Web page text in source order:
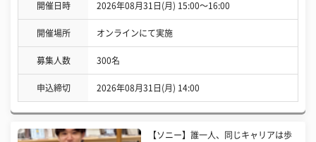
開催日時 2026年08月31日(月) 15:00〜16:00
開催場所 オンラインにて実施
募集人数 300名
申込締切 2026年08月31日(月) 14:00
【ソニー】誰一人、同じキャリアは歩